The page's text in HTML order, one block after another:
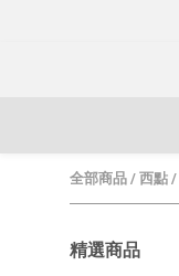
全部商品 / 西點 /
精選商品